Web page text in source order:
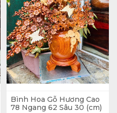
Bình Hoa Gỗ Hương Cao
78 Ngang 62 Sâu 30 (cm)